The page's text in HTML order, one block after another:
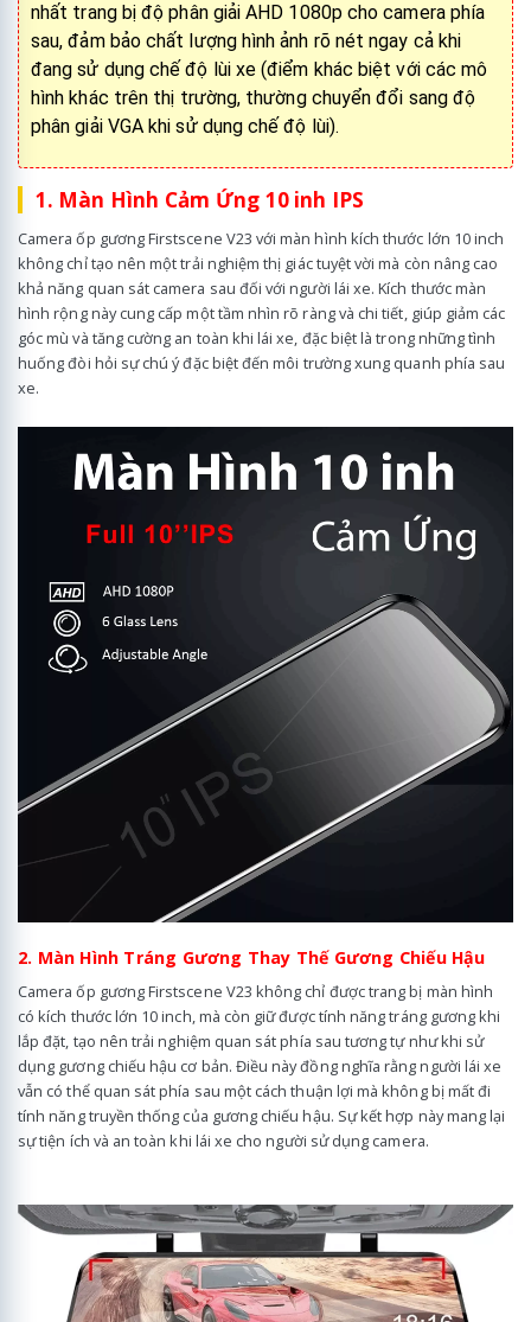
nhất trang bị độ phân giải AHD 1080p cho camera phía
sau, đảm bảo chất lượng hình ảnh rõ nét ngay cả khi
đang sử dụng chế độ lùi xe (điểm khác biệt với các mô
hình khác trên thị trường, thường chuyển đổi sang độ
phân giải VGA khi sử dụng chế độ lùi).
1. Màn Hình Cảm Ứng 10 inh IPS
Camera ốp gương Firstscene V23 với màn hình kích thước lớn 10 inch
không chỉ tạo nên một trải nghiệm thị giác tuyệt vời mà còn nâng cao
khả năng quan sát camera sau đối với người lái xe. Kích thước màn
hình rộng này cung cấp một tầm nhìn rõ ràng và chi tiết, giúp giảm các
góc mù và tăng cường an toàn khi lái xe, đặc biệt là trong những tình
huống đòi hỏi sự chú ý đặc biệt đến môi trường xung quanh phía sau
xe.
2. Màn Hình Tráng Gương Thay Thế Gương Chiếu Hậu
Camera ốp gương Firstscene V23 không chỉ được trang bị màn hình
có kích thước lớn 10 inch, mà còn giữ được tính năng tráng gương khi
lắp đặt, tạo nên trải nghiệm quan sát phía sau tương tự như khi sử
dụng gương chiếu hậu cơ bản. Điều này đồng nghĩa rằng người lái xe
vẫn có thể quan sát phía sau một cách thuận lợi mà không bị mất đi
tính năng truyền thống của gương chiếu hậu. Sự kết hợp này mang lại
sự tiện ích và an toàn khi lái xe cho người sử dụng camera.